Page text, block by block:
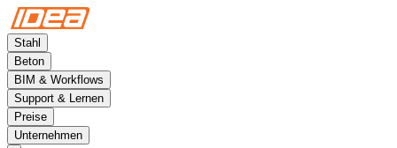
Stahl
Beton
BIM & Workflows
Support & Lernen
Preise
Unternehmen